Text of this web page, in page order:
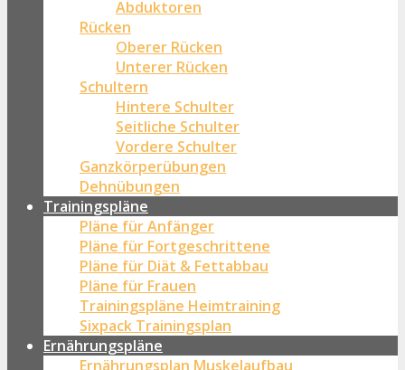
Abduktoren
Rücken
Oberer Rücken
Unterer Rücken
Schultern
Hintere Schulter
Seitliche Schulter
Vordere Schulter
Ganzkörperübungen
Dehnübungen
Trainingspläne
Pläne für Anfänger
Pläne für Fortgeschrittene
Pläne für Diät & Fettabbau
Pläne für Frauen
Trainingspläne Heimtraining
Sixpack Trainingsplan
Ernährungspläne
Ernährungsplan Muskelaufbau